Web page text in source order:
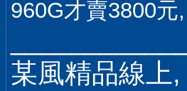
960G才賣3800
某風精品線上